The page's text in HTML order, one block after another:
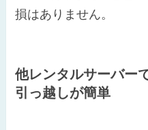
損はありません。
他レンタルサーバー
引っ越しが簡単